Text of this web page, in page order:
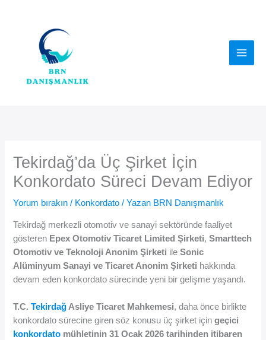
Tekirdağ’da Üç Şirket İçin
Konkordato Süreci Devam Ediyor
Yorum bırakın / Konkordato / Yazan BRN Danışmanlık
Tekirdağ merkezli otomotiv ve sanayi sektöründe faaliyet
gösteren Epex Otomotiv Ticaret Limited Şirketi,Smarttech
Otomotiv ve Teknoloji Anonim Şirketi ileSonic
Alüminyum Sanayi ve Ticaret Anonim Şirketi hakkında
devam eden konkordato sürecinde yeni bir gelişme yaşandı.
T.C.TekirdağAsliye Ticaret Mahkemesi, daha önce birlikte
konkordato sürecine giren söz konusu üç şirket içingeçici
konkordato mühletinin 31 Ocak 2026 tarihinden itibaren